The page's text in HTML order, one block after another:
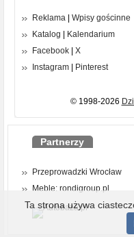
Reklama
Wpisy gościnne
Katalog
Kalendarium
Facebook
X
Instagram
Pinterest
© 1998-2026
Partnerzy
Przeprowadzki Wrocław
Meble: rondigroup.pl
Ta strona używa